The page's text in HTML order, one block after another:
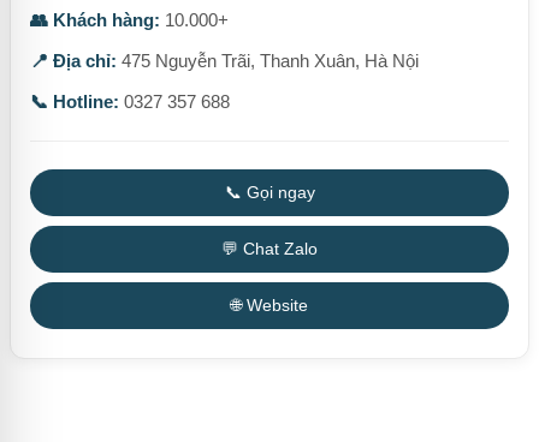
👥 Khách hàng: 10.000+
📍 Địa chỉ: 475 Nguyễn Trãi, Thanh Xuân, Hà Nội
📞 Hotline: 0327 357 688
📞 Gọi ngay
💬 Chat Zalo
🌐 Website